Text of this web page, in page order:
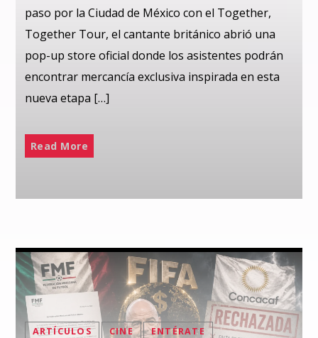
paso por la Ciudad de México con el Together,
Together Tour, el cantante británico abrió una
pop-up store oficial donde los asistentes podrán
encontrar mercancía exclusiva inspirada en esta
nueva etapa […]
Read More
ARTÍCULOS CINE
ENTÉRATE